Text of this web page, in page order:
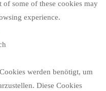
of some of these cookies may
experience.
werden benötigt, um
Diese Cookies